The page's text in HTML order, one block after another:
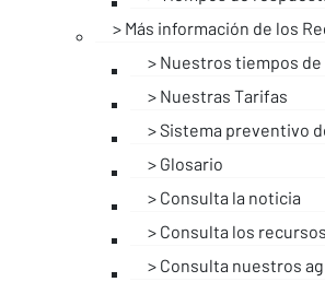
Más información de los
Nuestros tiempos
Nuestras Tarifas
Sistema preventivo
Glosario
Consulta la noticia
Consulta los
Consulta nuestros